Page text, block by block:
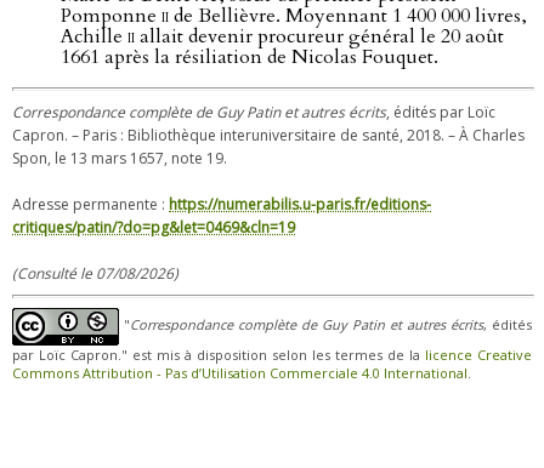
Pomponne iide Bellièvre. Moyennant 1 400 000 livres,
Achille iiallait devenir procureur général le 20 août
1661 après la résiliation de Nicolas Fouquet.
Correspondance complète de Guy Patin et autres écrits, édités par Loïc
Capron. – Paris : Bibliothèque interuniversitaire de santé, 2018. – À Charles
Spon, le 13 mars 1657, note 19.
Adresse permanente : https://numerabilis.u-paris.fr/editions-
critiques/patin/?do=pg&let=0469&cln=19
(Consulté le 07/08/2026)
"Correspondance complète de Guy Patin et autres écrits, édités
par Loïc Capron." est mis à disposition selon les termes de la licence Creative
Commons Attribution - Pas d’Utilisation Commerciale 4.0 International.